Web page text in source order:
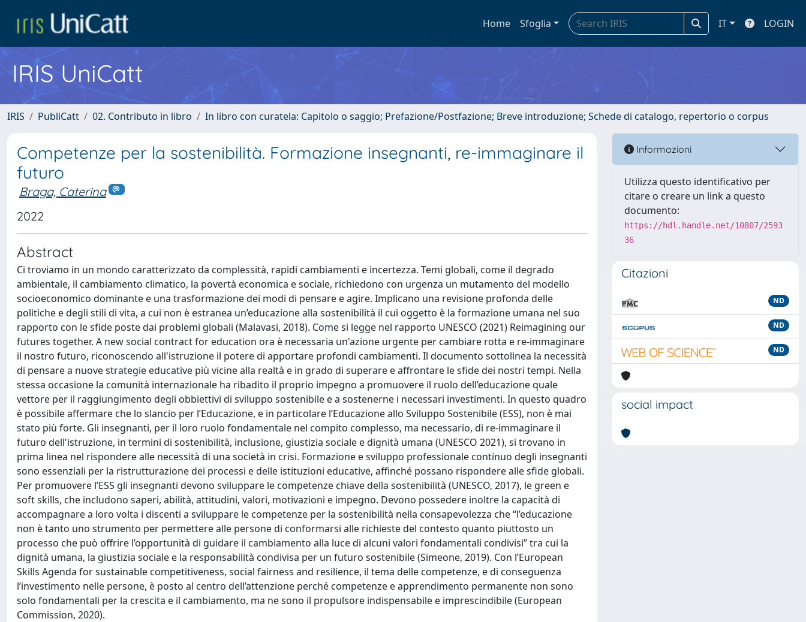
Home Sfoglia IT LOGIN
IRIS UniCatt
IRIS PubliCatt 02. Contributo in libro In libro con curatela: Capitolo o saggio; Prefazione/Postfazione; Breve introduzione; Schede di catalogo, repertorio o corpus
Competenze per la sostenibilità. Formazione insegnanti, re-immaginare il
futuro
Braga, Caterina
2022
Abstract
Ci troviamo in un mondo caratterizzato da complessità, rapidi cambiamenti e incertezza. Temi globali, come il degrado
ambientale, il cambiamento climatico, la povertà economica e sociale, richiedono con urgenza un mutamento del modello
socioeconomico dominante e una trasformazione dei modi di pensare e agire. Implicano una revisione profonda delle
politiche e degli stili di vita, a cui non è estranea un’educazione alla sostenibilità il cui oggetto è la formazione umana nel suo
rapporto con le sfide poste dai problemi globali (Malavasi, 2018). Come si legge nel rapporto UNESCO (2021) Reimagining our
futures together. A new social contract for education ora è necessaria un'azione urgente per cambiare rotta e re-immaginare
il nostro futuro, riconoscendo all'istruzione il potere di apportare profondi cambiamenti. Il documento sottolinea la necessità
di pensare a nuove strategie educative più vicine alla realtà e in grado di superare e affrontare le sfide dei nostri tempi. Nella
stessa occasione la comunità internazionale ha ribadito il proprio impegno a promuovere il ruolo dell’educazione quale
vettore per il raggiungimento degli obbiettivi di sviluppo sostenibile e a sostenerne i necessari investimenti. In questo quadro
è possibile affermare che lo slancio per l’Educazione, e in particolare l’Educazione allo Sviluppo Sostenibile (ESS), non è mai
stato più forte. Gli insegnanti, per il loro ruolo fondamentale nel compito complesso, ma necessario, di re-immaginare il
futuro dell'istruzione, in termini di sostenibilità, inclusione, giustizia sociale e dignità umana (UNESCO 2021), si trovano in
prima linea nel rispondere alle necessità di una società in crisi. Formazione e sviluppo professionale continuo degli insegnanti
sono essenziali per la ristrutturazione dei processi e delle istituzioni educative, affinché possano rispondere alle sfide globali.
Per promuovere l’ESS gli insegnanti devono sviluppare le competenze chiave della sostenibilità (UNESCO, 2017), le green e
soft skills, che includono saperi, abilità, attitudini, valori, motivazioni e impegno. Devono possedere inoltre la capacità di
accompagnare a loro volta i discenti a sviluppare le competenze per la sostenibilità nella consapevolezza che “l’educazione
non è tanto uno strumento per permettere alle persone di conformarsi alle richieste del contesto quanto piuttosto un
processo che può offrire l’opportunità di guidare il cambiamento alla luce di alcuni valori fondamentali condivisi” tra cui la
dignità umana, la giustizia sociale e la responsabilità condivisa per un futuro sostenibile (Simeone, 2019). Con l’European
Skills Agenda for sustainable competitiveness, social fairness and resilience, il tema delle competenze, e di conseguenza
l’investimento nelle persone, è posto al centro dell’attenzione perché competenze e apprendimento permanente non sono
solo fondamentali per la crescita e il cambiamento, ma ne sono il propulsore indispensabile e imprescindibile (European
Commission, 2020).
Informazioni
Utilizza questo identificativo per
citare o creare un link a questo
documento:
https://hdl.handle.net/10807/2593
36
Citazioni
ND
ND
ND
social impact